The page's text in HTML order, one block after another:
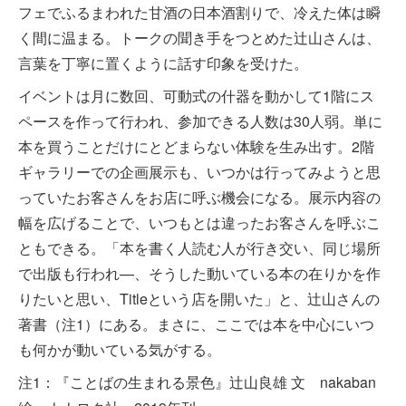
フェでふるまわれた甘酒の日本酒割りで、冷えた体は瞬
く間に温まる。トークの聞き手をつとめた辻山さんは、
言葉を丁寧に置くように話す印象を受けた。
イベントは月に数回、可動式の什器を動かして1階にス
ペースを作って行われ、参加できる人数は30人弱。単に
本を買うことだけにとどまらない体験を生み出す。2階
ギャラリーでの企画展示も、いつかは行ってみようと思
っていたお客さんをお店に呼ぶ機会になる。展示内容の
幅を広げることで、いつもとは違ったお客さんを呼ぶこ
ともできる。「本を書く人読む人が行き交い、同じ場所
で出版も行われ—、そうした動いている本の在りかを作
りたいと思い、Titleという店を開いた」と、辻山さんの
著書（注1）にある。まさに、ここでは本を中心にいつ
も何かが動いている気がする。
注1：『ことばの生まれる景色』辻山良雄 文 nakaban